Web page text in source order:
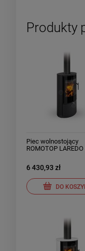
Produkty
Piec wolnostojący
ROMOTOP
6 430,93 zł
DO